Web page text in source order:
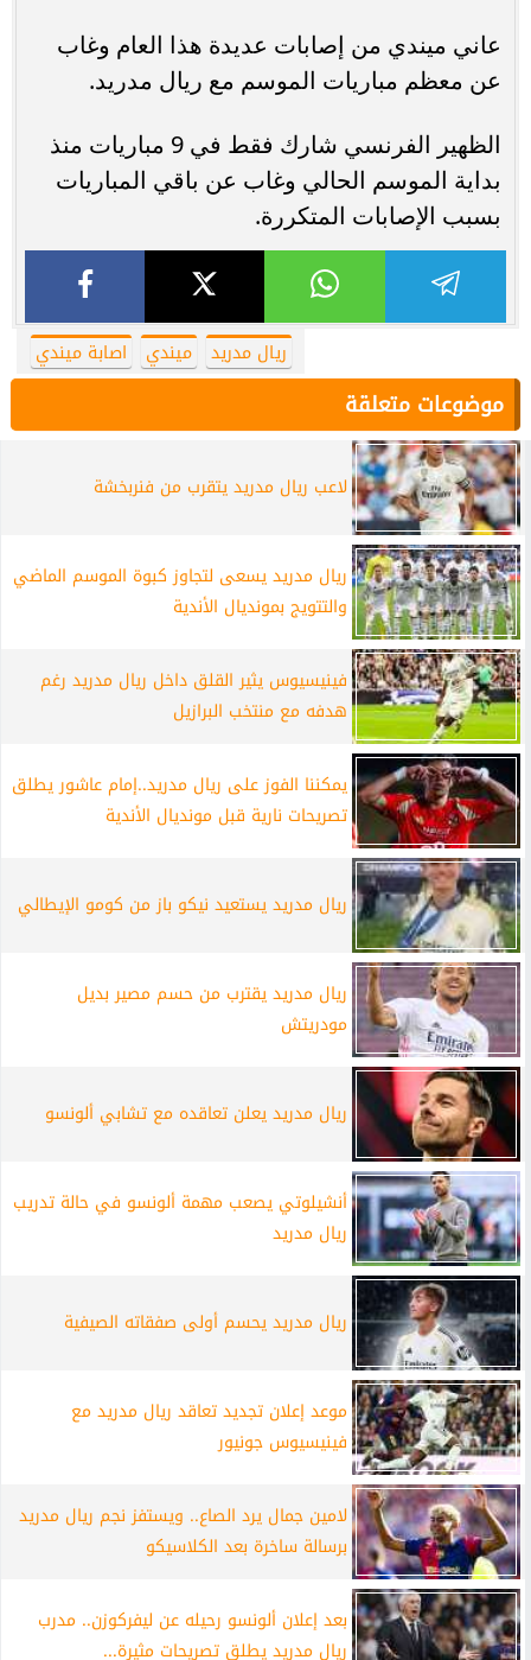
عاني ميندي من إصابات عديدة هذا العام وغاب
عن معظم مباريات الموسم مع ريال مدريد.
الظهير الفرنسي شارك فقط في 9 مباريات منذ
بداية الموسم الحالي وغاب عن باقي المباريات
بسبب الإصابات المتكررة.
ريال مدريد ميندي اصابة ميندي
موضوعات متعلقة
لاعب ريال مدريد يتقرب من فنربخشة
ريال مدريد يسعى لتجاوز كبوة الموسم الماضي
والتتويج بمونديال الأندية
فينيسيوس يثير القلق داخل ريال مدريد رغم
هدفه مع منتخب البرازيل
يمكننا الفوز على ريال مدريد..إمام عاشور يطلق
تصريحات نارية قبل مونديال الأندية
ريال مدريد يستعيد نيكو باز من كومو الإيطالي
ريال مدريد يقترب من حسم مصير بديل
مودريتش
ريال مدريد يعلن تعاقده مع تشابي ألونسو
أنشيلوتي يصعب مهمة ألونسو في حالة تدريب
ريال مدريد
ريال مدريد يحسم أولى صفقاته الصيفية
موعد إعلان تجديد تعاقد ريال مدريد مع
فينيسيوس جونيور
لامين جمال يرد الصاع.. ويستفز نجم ريال مدريد
برسالة ساخرة بعد الكلاسيكو
بعد إعلان ألونسو رحيله عن ليفركوزن.. مدرب
ريال مدريد يطلق تصريحات مثيرة...